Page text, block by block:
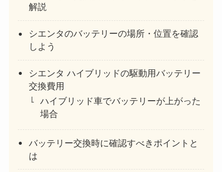
解説
シエンタのバッテリーの場所・位置を確認
しよう
シエンタ ハイブリッドの駆動用バッテリー
交換費用
ハイブリッド車でバッテリーが上がった
場合
バッテリー交換時に確認すべきポイントと
は